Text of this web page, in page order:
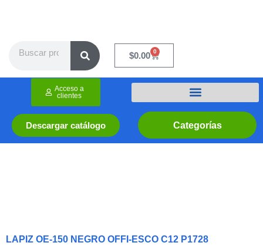
$0.00 0
Cart
Categorías
Descargar catálogo
Acceso a
clientes
LAPIZ OE-150 NEGRO OFFI-ESCO C12 P1728